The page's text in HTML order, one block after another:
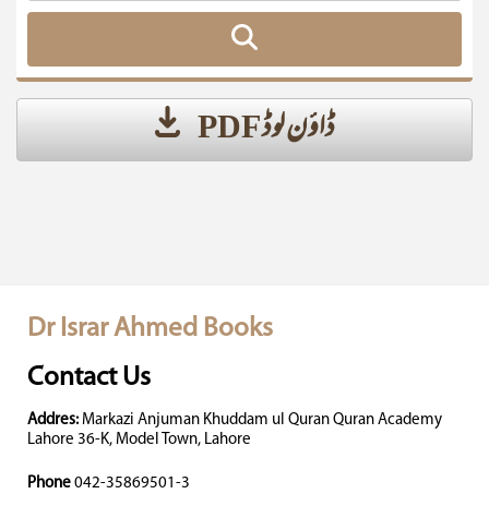
ڈاؤن لوڈ PDF
Dr Israr Ahmed Books
Contact Us
Addres: Markazi Anjuman Khuddam ul Quran Quran Academy
Lahore 36-K, Model Town, Lahore
Phone 042-35869501-3